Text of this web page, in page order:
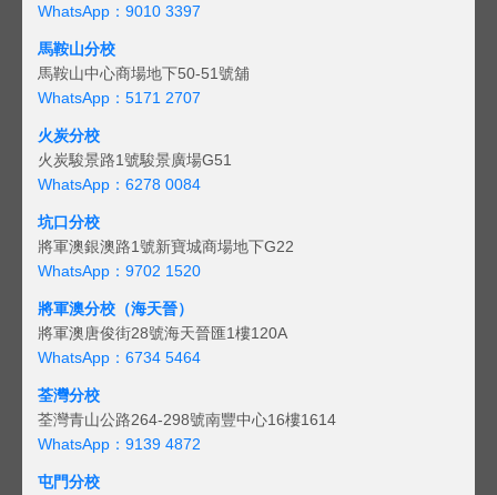
WhatsApp：9010 3397
馬鞍山分校
馬鞍山中心商場地下50-51號舖
WhatsApp：5171 2707
火炭分校
火炭駿景路1號駿景廣場G51
WhatsApp：6278 0084
坑口分校
將軍澳銀澳路1號新寶城商場地下G22
WhatsApp：9702 1520
將軍澳分校（海天晉）
將軍澳唐俊街28號海天晉匯1樓120A
WhatsApp：6734 5464
荃灣分校
荃灣青山公路264-298號南豐中心16樓1614
WhatsApp：9139 4872
屯門分校